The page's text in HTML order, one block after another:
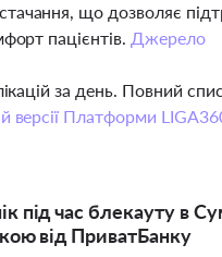
що дозволяє
пацієнтів. Джерело
за день. Повний
версії Платформи
під час блекауту в
від ПриватБанку